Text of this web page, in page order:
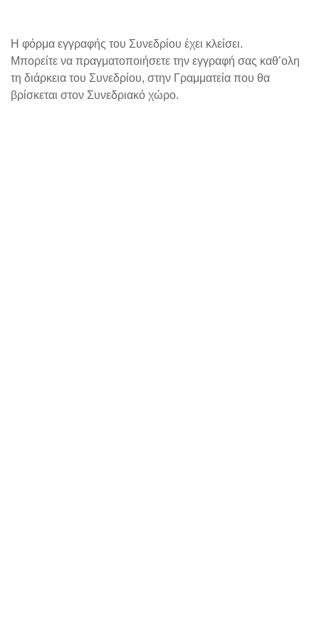
Η φόρμα εγγραφής του Συνεδρίου έχει κλείσει.
Μπορείτε να πραγματοποιήσετε την εγγραφή σας καθ’ολη
τη διάρκεια του Συνεδρίου, στην Γραμματεία που θα
βρίσκεται στον Συνεδριακό χώρο.